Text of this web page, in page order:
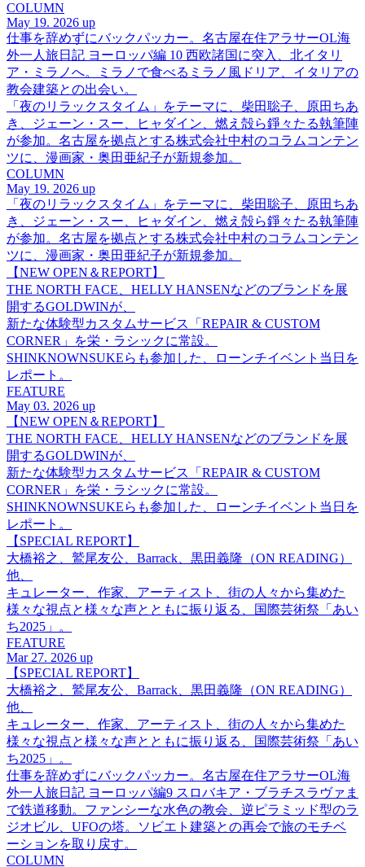
COLUMN
May 19. 2026 up
仕事を辞めずにバックパッカー。名古屋在住アラサーOL海
外一人旅日記 ヨーロッパ編 10 西欧諸国に突入、北イタリ
ア・ミラノへ。ミラノで食べるミラノ風ドリア、イタリアの
教会建築との出会い。
「夜のリラックスタイム」をテーマに、柴田聡子、原田ちあ
き、ジェーン・スー、ヒャダイン、燃え殻ら錚々たる執筆陣
が参加。名古屋を拠点とする株式会社中村のコラムコンテン
ツに、漫画家・奥田亜紀子が新規参加。
COLUMN
May 19. 2026 up
「夜のリラックスタイム」をテーマに、柴田聡子、原田ちあ
き、ジェーン・スー、ヒャダイン、燃え殻ら錚々たる執筆陣
が参加。名古屋を拠点とする株式会社中村のコラムコンテン
ツに、漫画家・奥田亜紀子が新規参加。
【NEW OPEN＆REPORT】
THE NORTH FACE、HELLY HANSENなどのブランドを展
開するGOLDWINが、
新たな体験型カスタムサービス「REPAIR & CUSTOM
CORNER」を栄・ラシックに常設。
SHINKNOWNSUKEらも参加した、ローンチイベント当日を
レポート。
FEATURE
May 03. 2026 up
【NEW OPEN＆REPORT】
THE NORTH FACE、HELLY HANSENなどのブランドを展
開するGOLDWINが、
新たな体験型カスタムサービス「REPAIR & CUSTOM
CORNER」を栄・ラシックに常設。
SHINKNOWNSUKEらも参加した、ローンチイベント当日を
レポート。
【SPECIAL REPORT】
大橋裕之、鷲尾友公、Barrack、黒田義隆（ON READING）
他、
キュレーター、作家、アーティスト、街の人々から集めた
様々な視点と様々な声とともに振り返る、国際芸術祭「あい
ち2025」。
FEATURE
Mar 27. 2026 up
【SPECIAL REPORT】
大橋裕之、鷲尾友公、Barrack、黒田義隆（ON READING）
他、
キュレーター、作家、アーティスト、街の人々から集めた
様々な視点と様々な声とともに振り返る、国際芸術祭「あい
ち2025」。
仕事を辞めずにバックパッカー。名古屋在住アラサーOL海
外一人旅日記 ヨーロッパ編9 スロバキア・ブラチスラヴァま
で鉄道移動。ファンシーな水色の教会、逆ピラミッド型のラ
ジオビル、UFOの塔。ソビエト建築との再会で旅のモチベ
ーションを取り戻す。
COLUMN